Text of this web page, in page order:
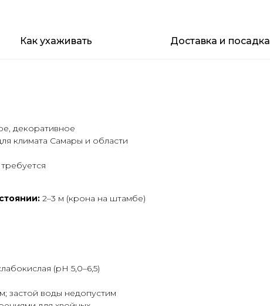
Как ухаживать Доставка и посадка
декоративное
климата Самары и области
2–3 м (крона на штамбе)
(pH 5,0–6,5)
застой воды недопустим